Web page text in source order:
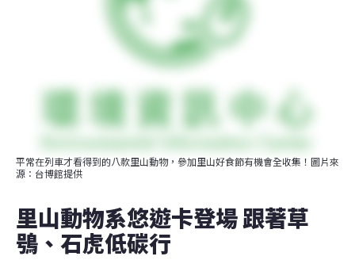
平常在列車才看得到的八款里山動物，參加里山好食節有機會全收集！圖片來
源：台博館提供
里山動物系悠遊卡登場 跟著草
鴞、石虎低碳行